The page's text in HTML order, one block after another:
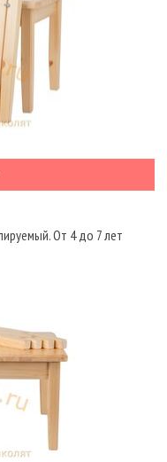
От 4 до 7 лет